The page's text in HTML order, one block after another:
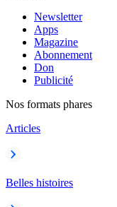
Newsletter
Apps
Magazine
Abonnement
Don
Publicité
Nos formats phares
Articles
Belles histoires